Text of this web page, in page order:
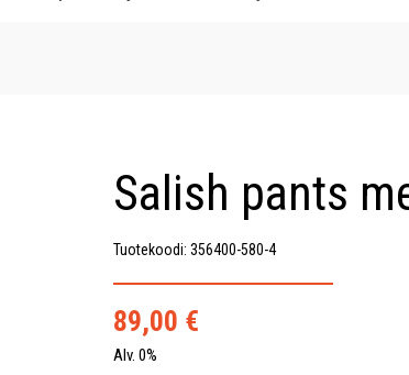
Salish pants
Tuotekoodi: 356400-580-4
89,00 €
Alv. 0%